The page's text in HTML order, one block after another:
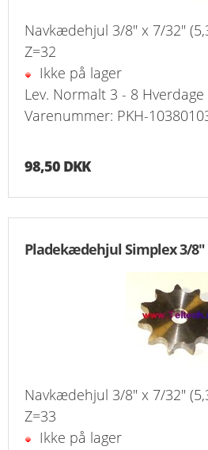
Navkædehjul 3/8" x 7/32"
Z=32
Ikke på lager
Lev. Normalt 3 - 8 Hverdage
Varenummer: PKH-
98,50 DKK
Pladekædehjul Simplex 3/8"
Navkædehjul 3/8" x 7/32"
Z=33
Ikke på lager